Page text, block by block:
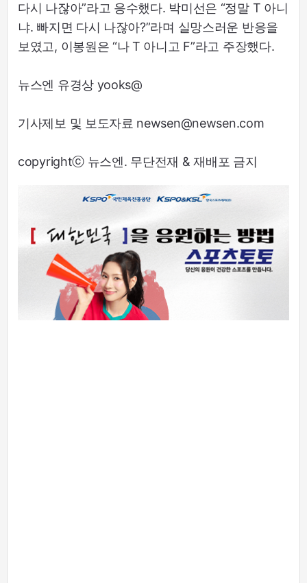
다시 나잖아”라고 응수했다. 박미선은 “정말 T 아니
냐. 빠지면 다시 나잖아?”라며 실망스러운 반응을
보였고, 이봉원은 “나 T 아니고 F”라고 주장했다.
뉴스엔 유경상 yooks@
기사제보 및 보도자료 newsen@newsen.com
copyrightⓒ 뉴스엔. 무단전재 & 재배포 금지